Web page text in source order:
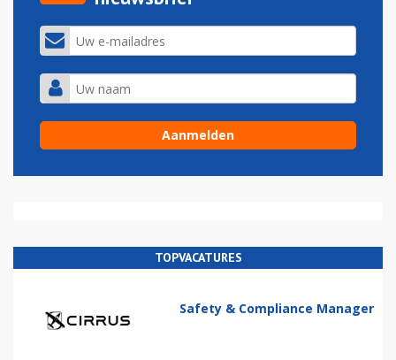
TOPVACATURES
Safety & Compliance Manager